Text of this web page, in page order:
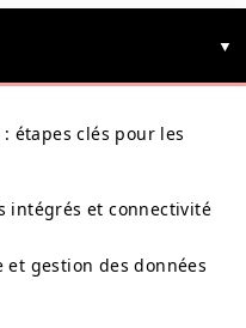
étapes clés pour les
intégrés et connectivité
et gestion des données